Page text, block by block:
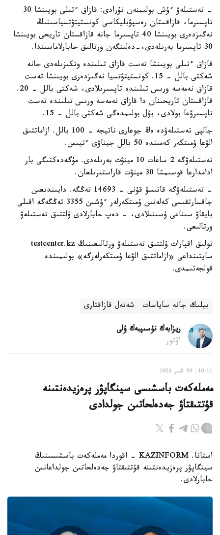
- تەستىلەۋ ءۇش بولىمنەن تۇرادى: قازاق ءتىلى بويىنشا 30
تاپسىرما، قازاقستان رەسپۋبليكاسى كونستيتۋتسياسىنىڭ
نەگىزدەرى بويىنشا 40 تاپسىرما جانە قازاقستان تاريحى بويىنشا
30 تاپسىرما بەرىلەدى،-دەلىنگەن ورتالىق حابارلاماسىندا.
قازاق ءتىلى بويىنشا تەست قازاق تىلىندە وتكىزىلەدى جانە
شەكتى بالل - 15. كونستيتۋتسيا نەگىزدەرى بويىنشا تەست
قازاق نەمەسە ورىس تىلىندە تاپسىرىلادى، شەكتى بالل - 20.
قازاقستان تاريحىنان دا قازاق نەمەسە ورىس تىلىندە تەست
تاپسىرۋعا بولادى، بۇل بولىمدەگى شەكتى بالل - 15.
جالپى تەستىلەۋدە ەڭ جوعارى ناتيجە - 100 بالل. ازاماتتىق
الۋعا ۇمىتكەر كەمىندە 50 بالل جيناۋى ءتيىس.
تەستىلەۋگە 2 ساعات 10 مينۋت بەرىلەدى. مۇگەدەكتىگى بار
ادامدارعا قوسىمشا 30 مينۋت قاراستىرىلعان.
- تەستىلەۋگە قاتىسۋ قۇنى - 14693 تەڭگە. دايىندىعىن
جاقسارتقىسى كەلەتىن ۇمىتكەرلەر ءۇشىن 3355 تەڭگەگە اقىلى
بايقاۋ سىناعى ۇسىنىلادى، - دەپ حابارلادى ۇلتتىق تەستىلەۋ
ورتالىعى.
تولىق اقپارات ۇلتتىق تەستىلەۋ ورتالىعىنىڭ testcenter.kz
سايتىنداعى «ازاماتتىق الۋعا ۇمىتكەرلەرگە» بولىمىندە
قولجەتىمدى.
بيلىك جانە ساياسات شەتەل قازاقتارى
ريزابەك نۇسىپبەك ۇلى
اۆتور
10:11, 09 تامىز 2026
مەملەكەت باسشىسى سينگاپۋر پرەزيدەنتىنە
قۇتتىقتاۋ جەدەلحاتىن جولدادى
استانا. KAZINFORM - اقوردا مەملەكەت باسشىسىنىڭ
سينگاپۋر پرەزيدەنتىنە قۇتتىقتاۋ جەدەلحاتىن جولداعانىن
حابارلادى.